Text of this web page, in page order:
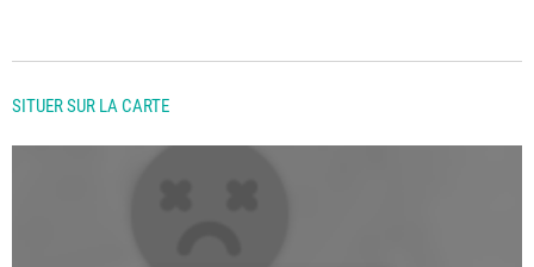
SITUER SUR LA CARTE